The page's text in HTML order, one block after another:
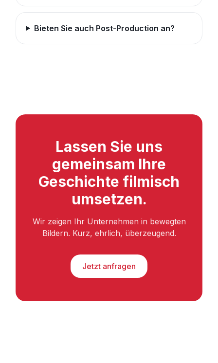
Bieten Sie auch Post-Production an?
Lassen Sie uns
gemeinsam Ihre
Geschichte filmisch
umsetzen.
Wir zeigen Ihr Unternehmen in bewegten
Bildern. Kurz, ehrlich, überzeugend.
Jetzt anfragen